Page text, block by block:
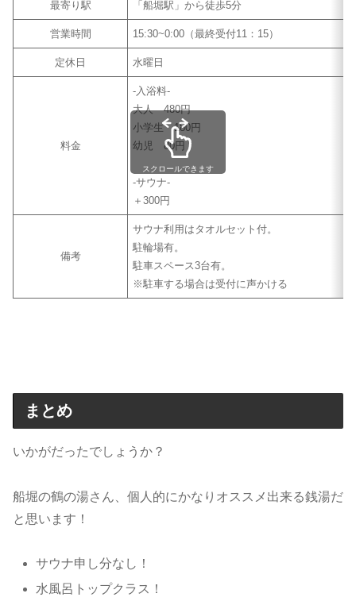
最寄り駅 「船堀駅」から徒歩5分
営業時間 15:30~0:00（最終受付11：15）
定休日 水曜日
料金
-入浴料-
大人 480円
小学生 180円
幼児 80円
-サウナ-
＋300円
備考
サウナ利用はタオルセット付。
駐輪場有。
駐車スペース3台有。
※駐車する場合は受付に声かける
スクロールできます
まとめ
いかがだったでしょうか？
船堀の鶴の湯さん、個人的にかなりオススメ出来る銭湯だ
と思います！
サウナ申し分なし！
水風呂トップクラス！